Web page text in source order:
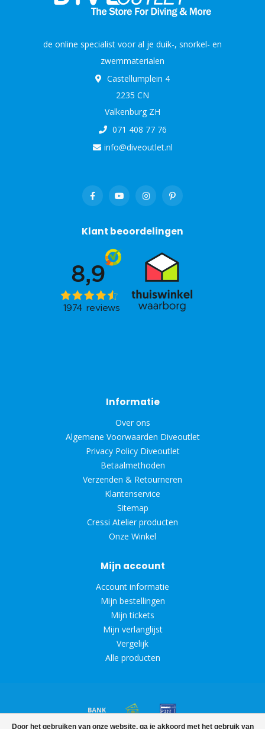
Door het gebruiken van onze website, ga je akkoord met het gebruik van
de online specialist voor al je duik-, snorkel- en
zwemmaterialen
Castellumplein 4
2235 CN
Valkenburg ZH
071 408 77 76
info@diveoutlet.nl
Klant beoordelingen
Informatie
Over ons
Algemene Voorwaarden Diveoutlet
Privacy Policy Diveoutlet
Betaalmethoden
Verzenden & Retourneren
Klantenservice
Sitemap
Cressi Atelier producten
Onze Winkel
Mijn account
Account informatie
Mijn bestellingen
Mijn tickets
Mijn verlanglijst
Vergelijk
Alle producten